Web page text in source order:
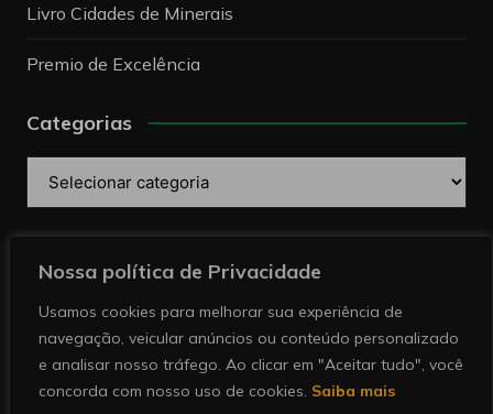
Nossa política de Privacidade
Usamos cookies para melhorar sua experiência de
navegação, veicular anúncios ou conteúdo personalizado
e analisar nosso tráfego. Ao clicar em "Aceitar tudo", você
concorda com nosso uso de cookies. Saiba mais
Livro Cidades de Minerais
Premio de Excelência
Categorias